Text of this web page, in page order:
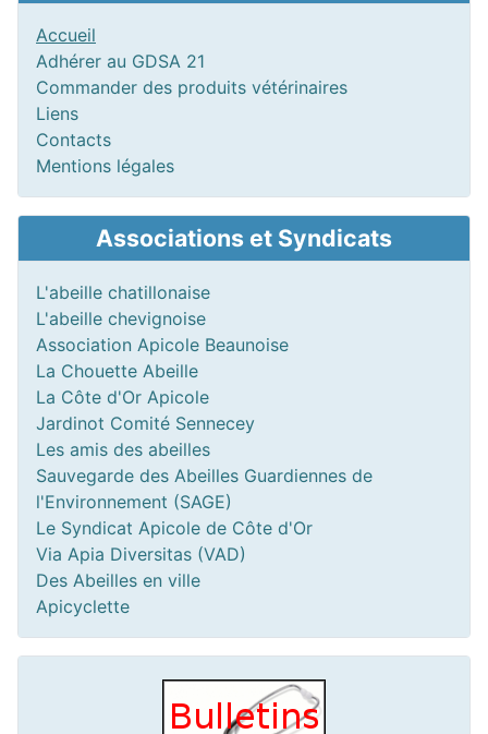
Accueil
Adhérer au GDSA 21
Commander des produits vétérinaires
Liens
Contacts
Mentions légales
Associations et Syndicats
L'abeille chatillonaise
L'abeille chevignoise
Association Apicole Beaunoise
La Chouette Abeille
La Côte d'Or Apicole
Jardinot Comité Sennecey
Les amis des abeilles
Sauvegarde des Abeilles Guardiennes de
l'Environnement (SAGE)
Le Syndicat Apicole de Côte d'Or
Via Apia Diversitas (VAD)
Des Abeilles en ville
Apicyclette